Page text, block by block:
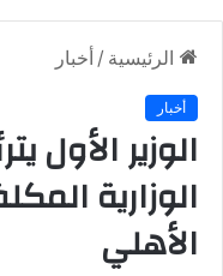
الرئيسية / أخبار
أخبار
الوزير الأول
الوزارية
الأهلي